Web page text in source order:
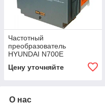
Частотный
преобразователь
HYUNDAI N700E
Цену уточняйте
О нас